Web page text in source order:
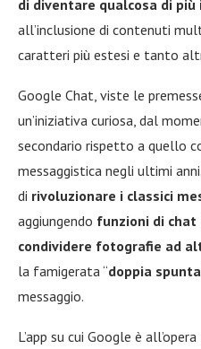
di diventare qualcosa di
all’inclusione di contenuti
caratteri più estesi e tanto
Google Chat, viste le
un’iniziativa curiosa, dal
secondario rispetto a quello
messaggistica negli ultimi
di rivoluzionare i classici
aggiungendo funzioni di chat
condividere fotografie ad
la famigerata “doppia spunta
messaggio.
L’app su cui Google è